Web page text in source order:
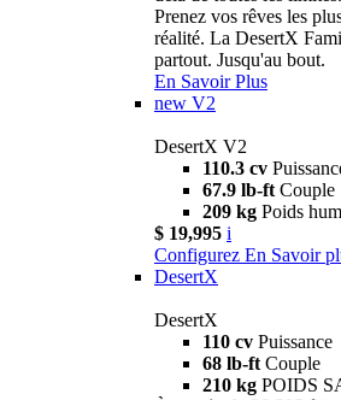
Prenez vos rêves les
réalité. La DesertX
partout. Jusqu'au bout.
En Savoir Plus
new V2
DesertX V2
110.3 cv
67.9 lb-ft Couple
209 kg Poids
$ 19,995 i
Configurez En Savoir
DesertX
DesertX
110 cv Puissance
68 lb-ft Couple
210 kg POIDS